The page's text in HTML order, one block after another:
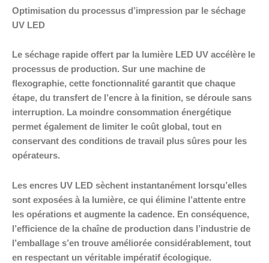
Optimisation du processus d’impression par le séchage
UV LED
Le séchage rapide offert par la lumière LED UV accélère le
processus de production. Sur une machine de
flexographie, cette fonctionnalité garantit que chaque
étape, du transfert de l’encre à la finition, se déroule sans
interruption. La moindre consommation énergétique
permet également de limiter le coût global, tout en
conservant des conditions de travail plus sûres pour les
opérateurs.
Les encres UV LED sèchent instantanément lorsqu’elles
sont exposées à la lumière, ce qui élimine l’attente entre
les opérations et augmente la cadence. En conséquence,
l’efficience de la chaîne de production dans l’industrie de
l’emballage s’en trouve améliorée considérablement, tout
en respectant un véritable impératif écologique.